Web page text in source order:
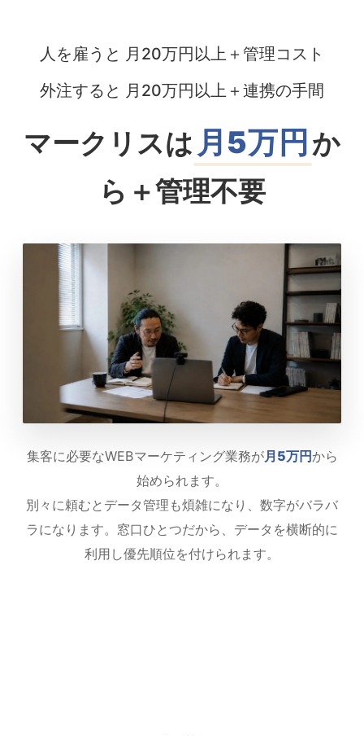
人を雇うと 月20万円以上＋管理コスト
外注すると 月20万円以上＋連携の手間
マークリスは 月5万円 か
ら＋管理不要
集客に必要なWEBマーケティング業務が月5万円から
始められます。
別々に頼むとデータ管理も煩雑になり、数字がバラバ
ラになります。 窓口ひとつだから、データを横断的に
利用し優先順位を付けられます。